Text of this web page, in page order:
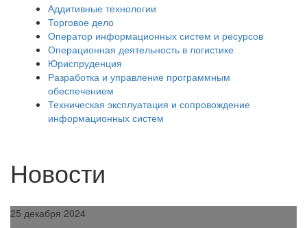
Аддитивные технологии
Торговое дело
Оператор информационных систем и ресурсов
Операционная деятельность в логистике
Юриспруденция
Разработка и управление программным
обеспечением
Техническая эксплуатация и сопровождение
информационных систем
Новости
25 декабря 2024